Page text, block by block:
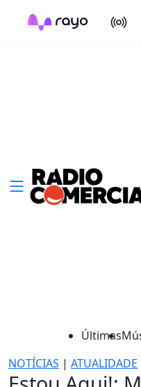
On Air
Últimas
NOTÍCIAS | ATUALIDADE